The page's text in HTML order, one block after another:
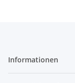
Informationen